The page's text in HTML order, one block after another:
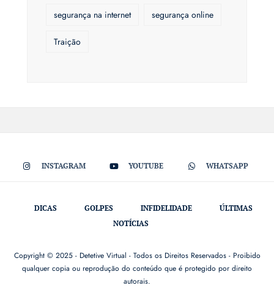
segurança na internet segurança online
Traição
INSTAGRAM YOUTUBE WHATSAPP
DICAS GOLPES INFIDELIDADE
ÚLTIMAS
NOTÍCIAS
Copyright © 2025 - Detetive Virtual - Todos os Direitos Reservados - Proibido
qualquer copia ou reprodução do conteúdo que é protegido por direito
autorais.